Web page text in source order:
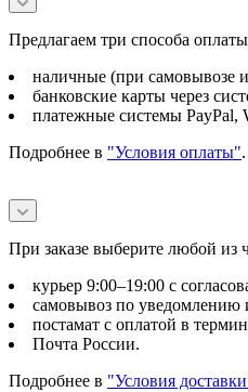
Предлагаем три способа
наличные (при самовывозе
банковские карты через
платежные системы PayPal,
Подробнее в "Условия оплаты".
При заказе выберите любой из
курьер 9:00–19:00 с
самовывоз по уведомлению
постамат с оплатой в
Почта России.
Подробнее в "Условия